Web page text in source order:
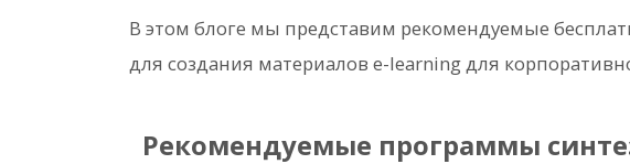
В этом блоге мы представим рекомендуемые
для создания материалов e-learning для
Рекомендуемые программы